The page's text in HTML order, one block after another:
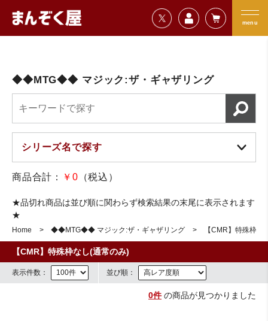
=================================
menu
まんぞく屋 格安TCG通販
◆◆MTG◆◆ マジック:ザ・ギャザリング
商品合計： ￥0 （税込）
★品切れ商品は並び順に関わらず検索結果の末尾に表示されます
★
Home ◆◆MTG◆◆ マジック:ザ・ギャザリング 【CMR】特殊枠な
【CMR】特殊枠なし(通常のみ)
表示件数： 並び順：
0件の商品が見つかりました